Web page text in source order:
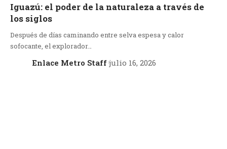
Iguazú: el poder de la naturaleza a través de
los siglos
Después de días caminando entre selva espesa y calor
sofocante, el explorador…
Enlace Metro Staff julio 16, 2026